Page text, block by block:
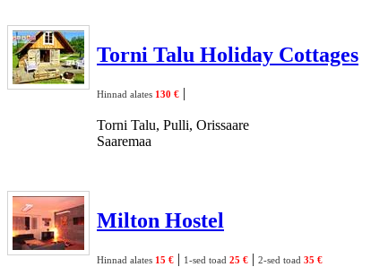
Torni Talu Holiday Cottages
Hinnad alates 130 € |
Torni Talu, Pulli, Orissaare
Saaremaa
Milton Hostel
Hinnad alates 15 € | 1-sed toad 25 € | 2-sed toad 35 €